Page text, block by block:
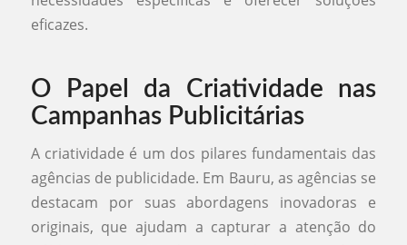
eficazes.
O Papel da Criatividade nas
Campanhas Publicitárias
A criatividade é um dos pilares fundamentais das
agências de publicidade. Em Bauru, as agências se
destacam por suas abordagens inovadoras e
originais, que ajudam a capturar a atenção do